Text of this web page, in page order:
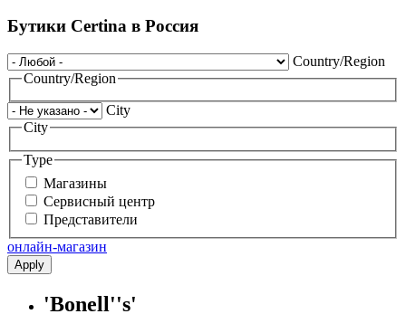
Бутики Certina в Россия
Country/Region
Country/Region
City
City
Type
Магазины
Сервисный центр
Представители
онлайн-магазин
Apply
'Bonell''s'